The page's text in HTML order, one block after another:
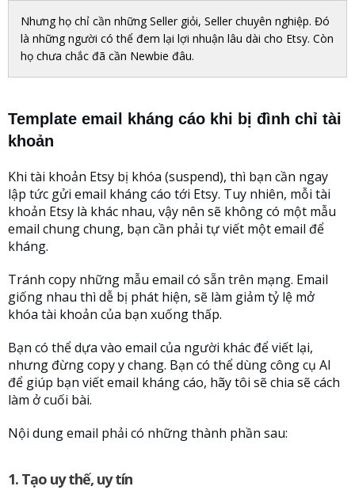
Nhưng họ chỉ cần những Seller giỏi, Seller chuyên nghiệp. Đó
là những người có thể đem lại lợi nhuận lâu dài cho Etsy. Còn
họ chưa chắc đã cần Newbie đâu.
Template email kháng cáo khi bị đình chỉ tài
khoản
Khi tài khoản Etsy bị khóa (suspend), thì bạn cần ngay
lập tức gửi email kháng cáo tới Etsy. Tuy nhiên, mỗi tài
khoản Etsy là khác nhau, vậy nên sẽ không có một mẫu
email chung chung, bạn cần phải tự viết một email để
kháng.
Tránh copy những mẫu email có sẵn trên mạng. Email
giống nhau thì dễ bị phát hiện, sẽ làm giảm tỷ lệ mở
khóa tài khoản của bạn xuống thấp.
Bạn có thể dựa vào email của người khác để viết lại,
nhưng đừng copy y chang. Bạn có thể dùng công cụ AI
để giúp bạn viết email kháng cáo, hãy tôi sẽ chia sẽ cách
làm ở cuối bài.
Nội dung email phải có những thành phần sau:
1. Tạo uy thế, uy tín